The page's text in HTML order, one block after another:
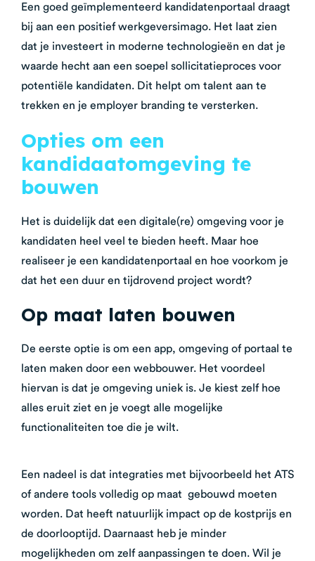
Een goed geïmplementeerd kandidatenportaal draagt
bij aan een positief werkgeversimago. Het laat zien
dat je investeert in moderne technologieën en dat je
waarde hecht aan een soepel sollicitatieproces voor
potentiële kandidaten. Dit helpt om talent aan te
trekken en je employer branding te versterken.
Opties om een
kandidaatomgeving te
bouwen
Het is duidelijk dat een digitale(re) omgeving voor je
kandidaten heel veel te bieden heeft. Maar hoe
realiseer je een kandidatenportaal en hoe voorkom je
dat het een duur en tijdrovend project wordt?
Op maat laten bouwen
De eerste optie is om een app, omgeving of portaal te
laten maken door een webbouwer. Het voordeel
hiervan is dat je omgeving uniek is. Je kiest zelf hoe
alles eruit ziet en je voegt alle mogelijke
functionaliteiten toe die je wilt.
Een nadeel is dat integraties met bijvoorbeeld het ATS
of andere tools volledig op maat gebouwd moeten
worden. Dat heeft natuurlijk impact op de kostprijs en
de doorlooptijd. Daarnaast heb je minder
mogelijkheden om zelf aanpassingen te doen. Wil je